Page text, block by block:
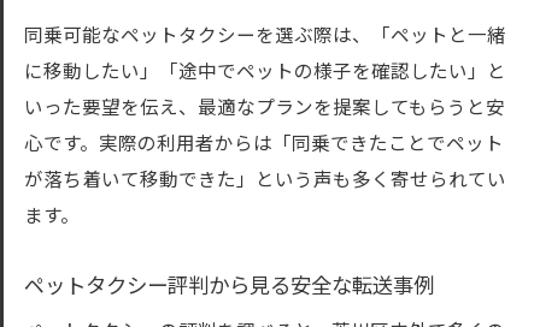
同乗可能なペットタクシーを選ぶ際は、「ペットと一緒
に移動したい」「途中でペットの様子を確認したい」と
いった要望を伝え、最適なプランを提案してもらうと安
心です。実際の利用者からは「同乗できたことでペット
が落ち着いて移動できた」という声も多く寄せられてい
ます。
ペットタクシー評判から見る安全な転送事例